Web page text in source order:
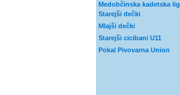
Medobčinska kadetska
Starejši dečki
Mlajši dečki
Starejši cicibani U11
Pokal Pivovarna Union